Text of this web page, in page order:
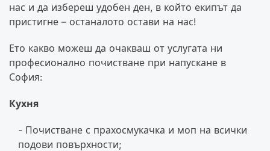
нас и да избереш удобен ден, в който екипът да
пристигне – останалото остави на нас!
Ето какво можеш да очакваш от услугата ни
професионално почистване при напускане в
София:
Кухня
Почистване с прахосмукачка и моп на всички
подови повърхности;